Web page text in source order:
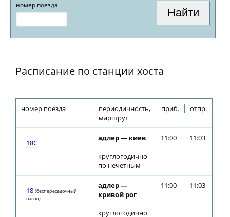
номер поезда
Расписание по станции хоста
номер поезда
периодичность,
маршрут
приб. отпр.
18С
адлер — киев
круглогодично
по нечетным
11:00 11:03
18 (беспересадочный
вагон)
адлер —
кривой рог
круглогодично
11:00 11:03